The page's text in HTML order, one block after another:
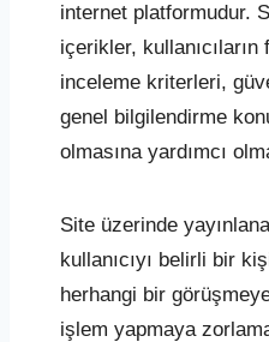
internet platformudur.
içerikler,
inceleme kriterleri,
genel bilgilendirme
olmasına yardımcı
Site üzerinde
kullanıcıyı belirli bir
herhangi bir
işlem yapmaya